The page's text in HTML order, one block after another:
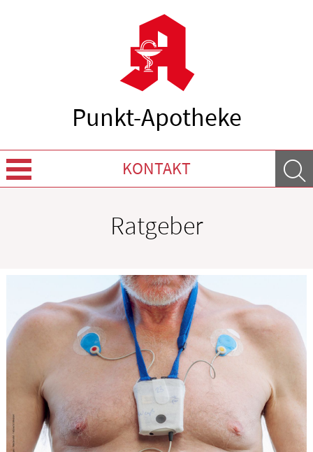
Punkt-Apotheke
KONTAKT
Krankheiten & Therapie
HOMÖOPATHIE
ELTERN UND KIND
Ratgeber